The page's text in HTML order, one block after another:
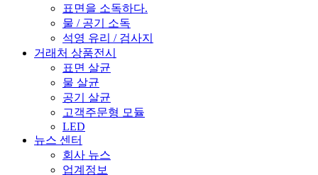
표면을 소독하다.
물 / 공기 소독
석영 유리 / 검사지
거래처 상품전시
표면 살균
물 살균
공기 살균
고객주문형 모듈
LED
뉴스 센터
회사 뉴스
업계정보